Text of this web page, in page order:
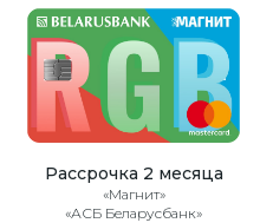
Рассрочка 2 месяца
«Магнит»
«АСБ Беларусбанк»